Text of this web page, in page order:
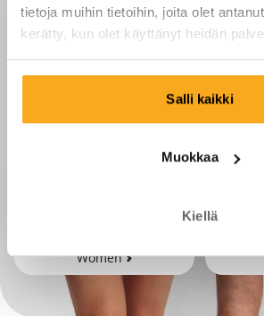
tietoja muihin tietoihin, joita olet
kerätty, kun olet käyttänyt heidän
Salli kaikki
Muokkaa
Kiellä
Women